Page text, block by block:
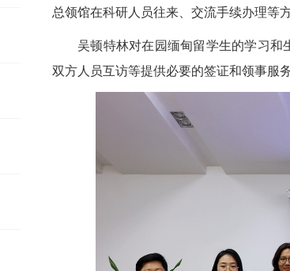
总领馆在科研人员往来、交流手续办理等
吴顿特林对在园缅甸留学生的学习和
双方人员互访等提供必要的签证和领事服务